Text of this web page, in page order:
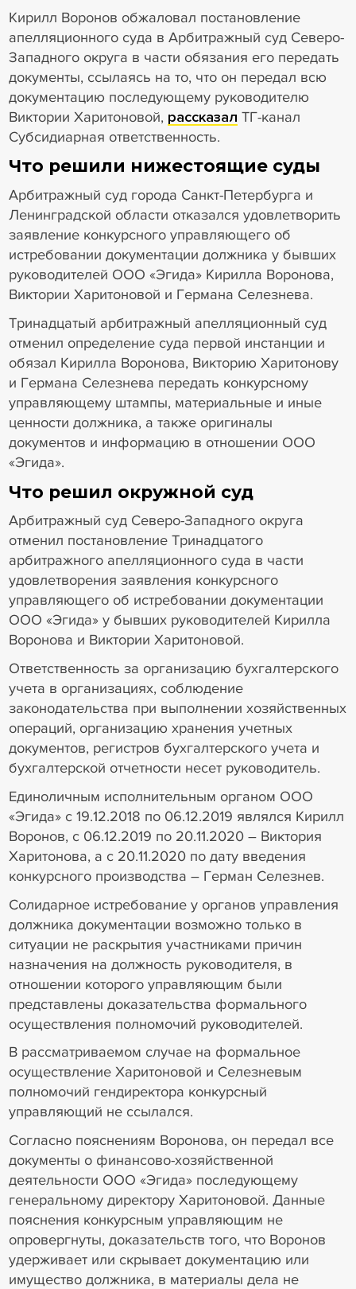
Кирилл Воронов обжаловал постановление
апелляционного суда в Арбитражный суд Северо-
Западного округа в части обязания его передать
документы, ссылаясь на то, что он передал всю
документацию последующему руководителю
Виктории Харитоновой, рассказал ТГ-канал
Субсидиарная ответственность.
Что решили нижестоящие суды
Арбитражный суд города Санкт-Петербурга и
Ленинградской области отказался удовлетворить
заявление конкурсного управляющего об
истребовании документации должника у бывших
руководителей ООО «Эгида» Кирилла Воронова,
Виктории Харитоновой и Германа Селезнева.
Тринадцатый арбитражный апелляционный суд
отменил определение суда первой инстанции и
обязал Кирилла Воронова, Викторию Харитонову
и Германа Селезнева передать конкурсному
управляющему штампы, материальные и иные
ценности должника, а также оригиналы
документов и информацию в отношении ООО
«Эгида».
Что решил окружной суд
Арбитражный суд Северо-Западного округа
отменил постановление Тринадцатого
арбитражного апелляционного суда в части
удовлетворения заявления конкурсного
управляющего об истребовании документации
ООО «Эгида» у бывших руководителей Кирилла
Воронова и Виктории Харитоновой.
Ответственность за организацию бухгалтерского
учета в организациях, соблюдение
законодательства при выполнении хозяйственных
операций, организацию хранения учетных
документов, регистров бухгалтерского учета и
бухгалтерской отчетности несет руководитель.
Единоличным исполнительным органом ООО
«Эгида» с 19.12.2018 по 06.12.2019 являлся Кирилл
Воронов, с 06.12.2019 по 20.11.2020 – Виктория
Харитонова, а с 20.11.2020 по дату введения
конкурсного производства – Герман Селезнев.
Солидарное истребование у органов управления
должника документации возможно только в
ситуации не раскрытия участниками причин
назначения на должность руководителя, в
отношении которого управляющим были
представлены доказательства формального
осуществления полномочий руководителей.
В рассматриваемом случае на формальное
осуществление Харитоновой и Селезневым
полномочий гендиректора конкурсный
управляющий не ссылался.
Согласно пояснениям Воронова, он передал все
документы о финансово-хозяйственной
деятельности ООО «Эгида» последующему
генеральному директору Харитоновой. Данные
пояснения конкурсным управляющим не
опровергнуты, доказательств того, что Воронов
удерживает или скрывает документацию или
имущество должника, в материалы дела не